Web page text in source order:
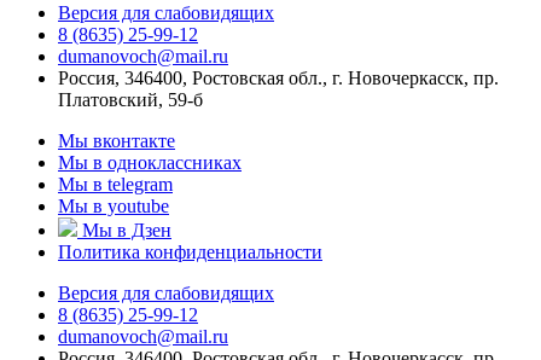
Версия для слабовидящих
8 (8635) 25-99-12
dumanovoch@mail.ru
Россия, 346400, Ростовская обл., г. Новочеркасск, пр.
Платовский, 59-б
Мы вконтакте
Мы в одноклассниках
Мы в telegram
Мы в youtube
Мы в Дзен
Политика конфиденциальности
Версия для слабовидящих
8 (8635) 25-99-12
dumanovoch@mail.ru